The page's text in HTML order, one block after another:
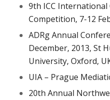
9th ICC
Competition, 7-12
ADRg Annual
December, 2013, St
University, Oxford,
UIA – Prague
20th Annual